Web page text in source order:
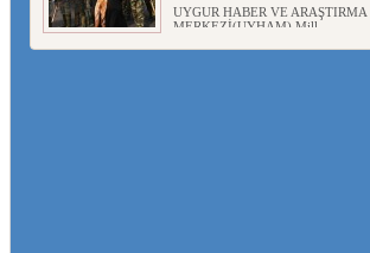
UYGUR HABER VE ARAŞTIRMA
MERKEZİ(UYHAM) Mill...
ÇİN’İN ANKARA BÜYÜKELÇİSİ